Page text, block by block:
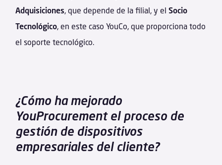
¿Cómo ha mejorado
YouProcurement el proceso de
gestión de dispositivos
empresariales del cliente?
Adquisiciones , que depende de la filial, y elSocio
Tecnológico , en este caso YouCo, que proporciona todo
el soporte tecnológico.